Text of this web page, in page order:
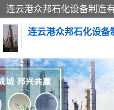
连云港众邦石化设备
鹤管